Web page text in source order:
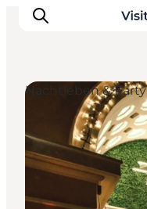
Inspiration
Regionen
Erlebnisse
Unterkünfte
Nachtleben & Party